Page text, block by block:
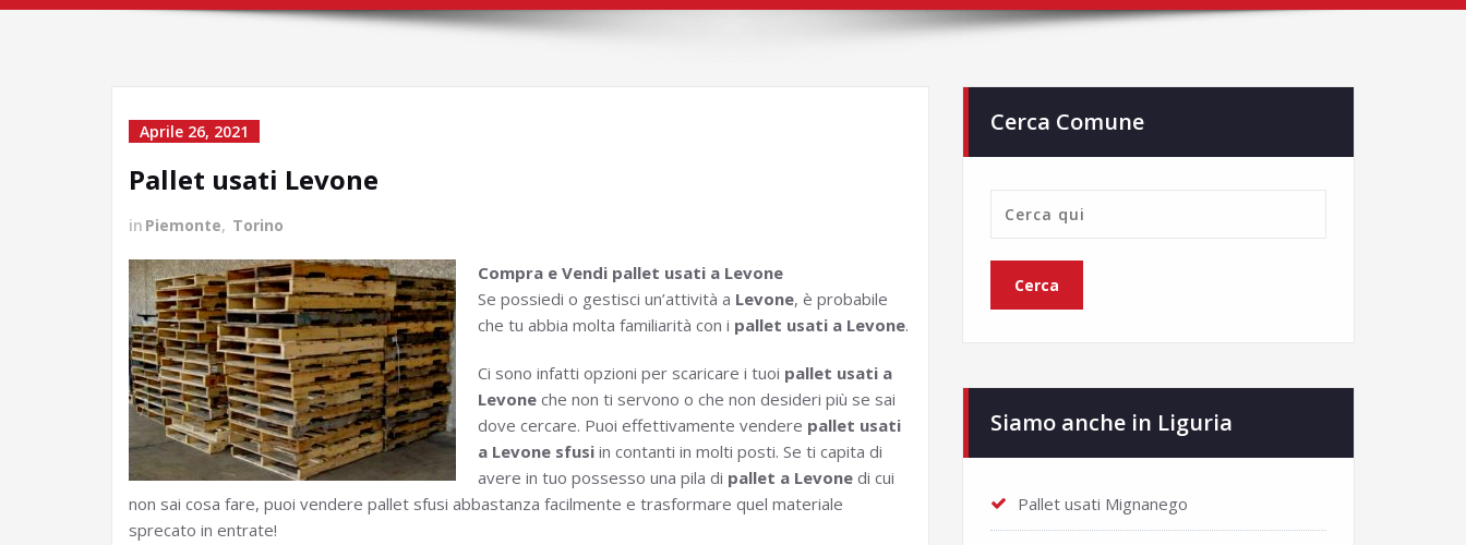
Aprile 26, 2021
Pallet usati Levone
in Piemonte, Torino
Compra e Vendi pallet usati a Levone
Se possiedi o gestisci un’attività a Levone, è probabile
che tu abbia molta familiarità con i pallet usati a Levone.
Ci sono infatti opzioni per scaricare i tuoi pallet usati a
Levone che non ti servono o che non desideri più se sai
dove cercare. Puoi effettivamente vendere pallet usati
a Levone sfusi in contanti in molti posti. Se ti capita di
avere in tuo possesso una pila di pallet a Levone di cui
non sai cosa fare, puoi vendere pallet sfusi abbastanza facilmente e trasformare quel materiale
sprecato in entrate!
Cerca Comune
Siamo anche in Liguria
Pallet usati Mignanego